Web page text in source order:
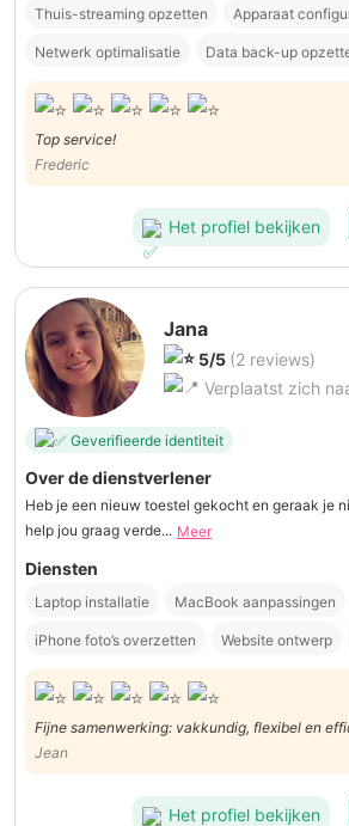
Thuis-streaming opzetten Apparaat
Netwerk optimalisatie Data back-up
Top service!
Frederic
Het profiel bekijken
Jana
5/5 (2 reviews)
Verplaatst zich
Geverifieerde identiteit
Over de dienstverlener
Heb je een nieuw toestel gekocht en geraak je
help jou graag verde... Meer
Diensten
Laptop installatie MacBook aanpassingen
iPhone foto’s overzetten Website ontwerp
Fijne samenwerking: vakkundig, flexibel en
Jean
Het profiel bekijken